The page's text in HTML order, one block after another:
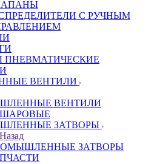
С РУЧНЫМ
ВЕНТИЛИ
ВЕНТИЛИ
ЗАТВОРЫ
Назад
ЗАТВОРЫ